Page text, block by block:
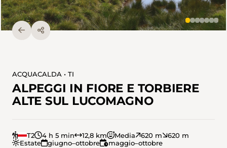
ACQUACALDA • TI
ALPEGGI IN FIORE E TORBIERE
ALTE SUL LUCOMAGNO
T2 4 h 5 min 12,8 km Media 620 m
620 m
Estate
giugno–ottobre maggio–ottobre